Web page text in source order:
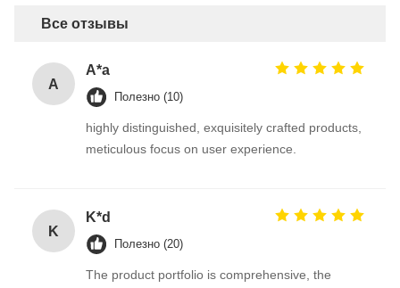
Все отзывы
A
A*a
Полезно (10)
highly distinguished, exquisitely crafted products,
meticulous focus on user experience.
K
K*d
Полезно (20)
The product portfolio is comprehensive, the